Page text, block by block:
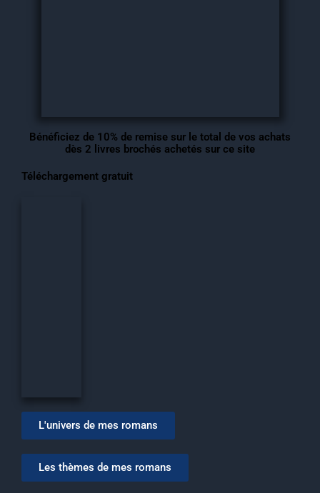
Bénéficiez de 10% de remise sur le total de vos achats
dès 2 livres brochés achetés sur ce site
Téléchargement gratuit
L'univers de mes romans
Les thèmes de mes romans